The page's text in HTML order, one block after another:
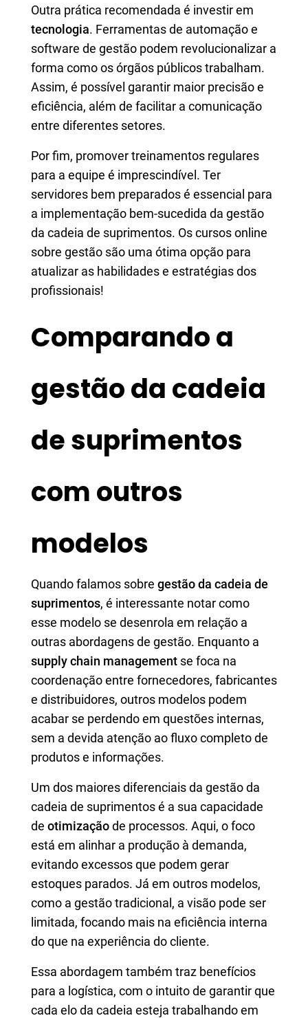
Outra prática recomendada é investir em
tecnologia. Ferramentas de automação e
software de gestão podem revolucionalizar a
forma como os órgãos públicos trabalham.
Assim, é possível garantir maior precisão e
eficiência, além de facilitar a comunicação
entre diferentes setores.
Por fim, promover treinamentos regulares
para a equipe é imprescindível. Ter
servidores bem preparados é essencial para
a implementação bem-sucedida da gestão
da cadeia de suprimentos. Os cursos online
sobre gestão são uma ótima opção para
atualizar as habilidades e estratégias dos
profissionais!
Comparando a
gestão da cadeia
de suprimentos
com outros
modelos
Quando falamos sobre gestão da cadeia de
suprimentos, é interessante notar como
esse modelo se desenrola em relação a
outras abordagens de gestão. Enquanto a
supply chain management se foca na
coordenação entre fornecedores, fabricantes
e distribuidores, outros modelos podem
acabar se perdendo em questões internas,
sem a devida atenção ao fluxo completo de
produtos e informações.
Um dos maiores diferenciais da gestão da
cadeia de suprimentos é a sua capacidade
de otimizaçãode processos. Aqui, o foco
está em alinhar a produção à demanda,
evitando excessos que podem gerar
estoques parados. Já em outros modelos,
como a gestão tradicional, a visão pode ser
limitada, focando mais na eficiência interna
do que na experiência do cliente.
Essa abordagem também traz benefícios
para a logística, com o intuito de garantir que
cada elo da cadeia esteja trabalhando em